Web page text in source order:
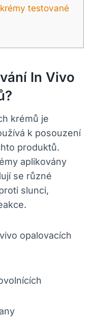
testované
In Vivo
krémů je
k posouzení
produktů.
⁣aplikovány
se různé
slunci,
opalovacích